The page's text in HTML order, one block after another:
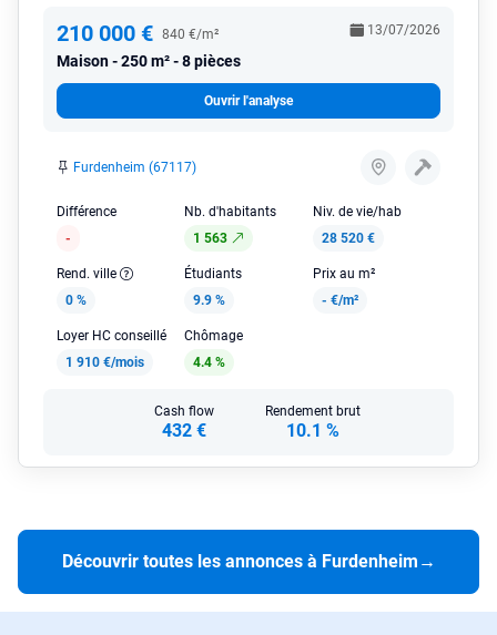
210 000 € 840 €/m²
Maison 250 m² - 8 pièces
13/07/2026
Ouvrir l'analyse
Furdenheim (67117)
Différence
-
Nb. d'habitants
1 563
Niv. de vie/hab
28 520 €
Rend. ville
0 %
Étudiants
9.9 %
Prix au m²
- €/m²
Loyer HC conseillé
1 910 €/mois
Chômage
4.4 %
Cash flow
432 €
Rendement brut
10.1 %
Découvrir toutes les annonces à Furdenheim →